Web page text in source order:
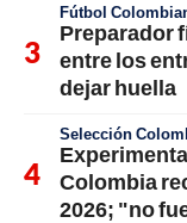
Fútbol
Preparador
entre los
dejar huella
Selección
Colombia
2026; "no